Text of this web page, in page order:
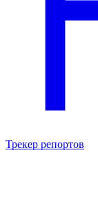
Трекер репортов